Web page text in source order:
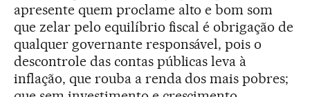
apresente quem proclame alto e bom som
que zelar pelo equilíbrio fiscal é obrigação de
qualquer governante responsável, pois o
descontrole das contas públicas leva à
inflação, que rouba a renda dos mais pobres;